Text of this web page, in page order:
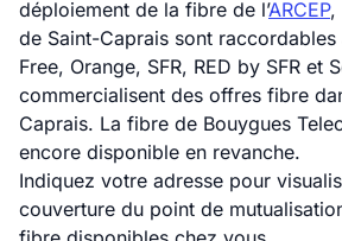
déploiement de la fibre de l’ARCEP,
de Saint-Caprais sont
Free, Orange, SFR, RED by SFR et
commercialisent des offres fibre
Caprais. La fibre de Bouygues
encore disponible en revanche.
Indiquez votre adresse pour
couverture du point de